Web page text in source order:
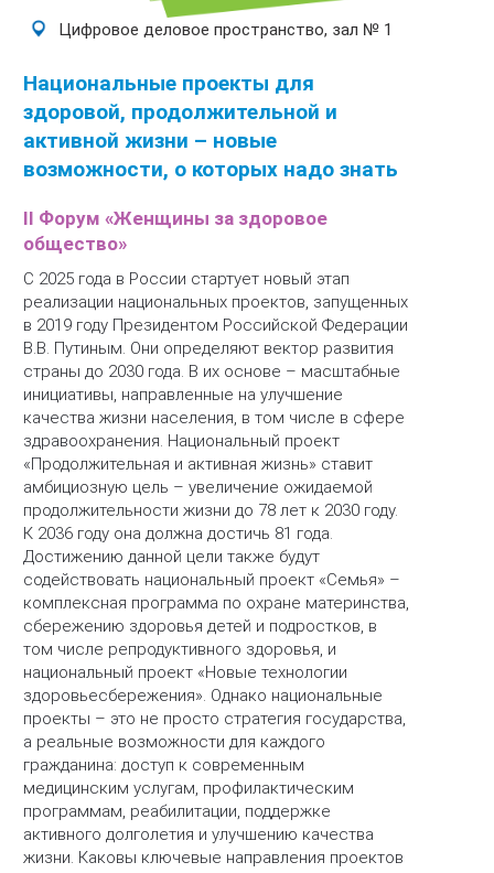
Цифровое деловое пространство, зал № 1
Национальные проекты для
здоровой, продолжительной и
активной жизни – новые
возможности, о которых надо знать
II Форум «Женщины за здоровое
общество»
С 2025 года в России стартует новый этап
реализации национальных проектов, запущенных
в 2019 году Президентом Российской Федерации
В.В. Путиным. Они определяют вектор развития
страны до 2030 года. В их основе – масштабные
инициативы, направленные на улучшение
качества жизни населения, в том числе в сфере
здравоохранения. Национальный проект
«Продолжительная и активная жизнь» ставит
амбициозную цель – увеличение ожидаемой
продолжительности жизни до 78 лет к 2030 году.
К 2036 году она должна достичь 81 года.
Достижению данной цели также будут
содействовать национальный проект «Семья» –
комплексная программа по охране материнства,
сбережению здоровья детей и подростков, в
том числе репродуктивного здоровья, и
национальный проект «Новые технологии
здоровьесбережения». Однако национальные
проекты – это не просто стратегия государства,
а реальные возможности для каждого
гражданина: доступ к современным
медицинским услугам, профилактическим
программам, реабилитации, поддержке
активного долголетия и улучшению качества
жизни. Каковы ключевые направления проектов